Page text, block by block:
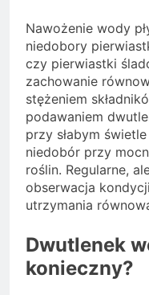
Nawożenie wody
niedobory
czy pierwiastki
zachowanie
stężeniem
podawaniem
przy słabym
niedobór przy
roślin. Regularne,
obserwacja
utrzymania
Dwutlenek
konieczny?